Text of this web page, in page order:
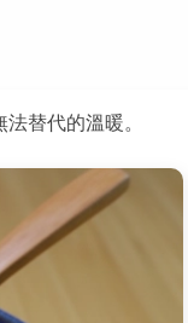
替代的溫暖。